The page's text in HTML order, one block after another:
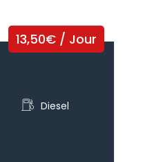
13,50€ / Jour
Diesel